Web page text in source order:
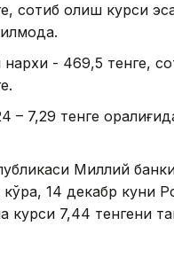
сотиб олиш курси
- 469,5 тенге,
– 7,29 тенге
Миллий
14 декабр куни
курси 7,44 тенгени